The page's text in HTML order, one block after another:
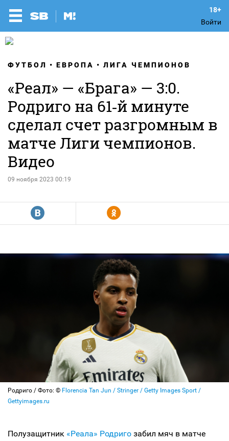
Войти
ФУТБОЛ ЕВРОПА ЛИГА ЧЕМПИОНОВ
«Реал» — «Брага» — 3:0.
Родриго на 61‑й минуте
сделал счет разгромным в
матче Лиги чемпионов.
Видео
09 ноября 2023 00:19
R Y
Родриго / Фото: © Florencia Tan Jun / Stringer / Getty Images Sport /
Gettyimages.ru
Полузащитник «Реала» Родриго забил мяч в матче